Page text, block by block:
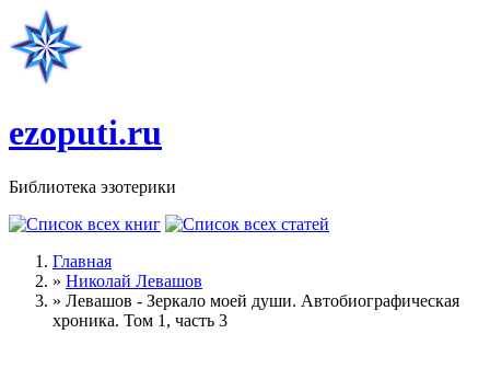
Перейти к основному содержанию
ezoputi.ru
Библиотека эзотерики
Вы здесь
Главная
» Николай Левашов
» Левашов - Зеркало моей души. Автобиографическая
хроника. Том 1, часть 3